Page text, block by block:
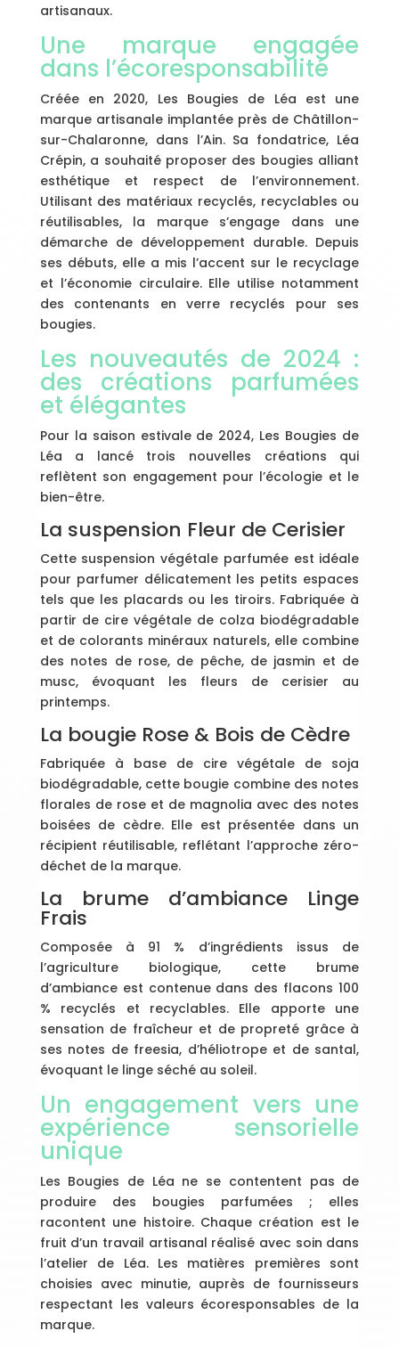
artisanaux.
Une marque engagée
dans l’écoresponsabilité
Créée en 2020, Les Bougies de Léa est une
marque artisanale implantée près de Châtillon-
sur-Chalaronne, dans l’Ain. Sa fondatrice, Léa
Crépin, a souhaité proposer des bougies alliant
esthétique et respect de l’environnement.
Utilisant des matériaux recyclés, recyclables ou
réutilisables, la marque s’engage dans une
démarche de développement durable. Depuis
ses débuts, elle a mis l’accent sur le recyclage
et l’économie circulaire. Elle utilise notamment
des contenants en verre recyclés pour ses
bougies.
Les nouveautés de 2024 :
des créations parfumées
et élégantes
Pour la saison estivale de 2024, Les Bougies de
Léa a lancé trois nouvelles créations qui
reflètent son engagement pour l’écologie et le
bien-être.
La suspension Fleur de Cerisier
Cette suspension végétale parfumée est idéale
pour parfumer délicatement les petits espaces
tels que les placards ou les tiroirs. Fabriquée à
partir de cire végétale de colza biodégradable
et de colorants minéraux naturels, elle combine
des notes de rose, de pêche, de jasmin et de
musc, évoquant les fleurs de cerisier au
printemps.
La bougie Rose & Bois de Cèdre
Fabriquée à base de cire végétale de soja
biodégradable, cette bougie combine des notes
florales de rose et de magnolia avec des notes
boisées de cèdre. Elle est présentée dans un
récipient réutilisable, reflétant l’approche zéro-
déchet de la marque.
La brume d’ambiance Linge
Frais
Composée à 91 % d’ingrédients issus de
l’agriculture biologique, cette brume
d’ambiance est contenue dans des flacons 100
% recyclés et recyclables. Elle apporte une
sensation de fraîcheur et de propreté grâce à
ses notes de freesia, d’héliotrope et de santal,
évoquant le linge séché au soleil.
Un engagement vers une
expérience sensorielle
unique
Les Bougies de Léa ne se contentent pas de
produire des bougies parfumées ; elles
racontent une histoire. Chaque création est le
fruit d’un travail artisanal réalisé avec soin dans
l’atelier de Léa. Les matières premières sont
choisies avec minutie, auprès de fournisseurs
respectant les valeurs écoresponsables de la
marque.